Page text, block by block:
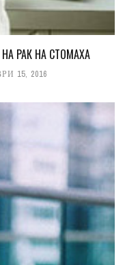
РАК НА СТОМАХА
15, 2016